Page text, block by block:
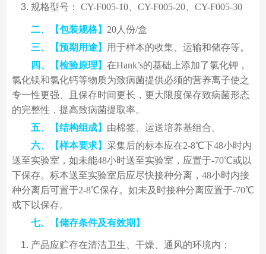
规格型号： CY-F005-10、CY-F005-20、CY-F005-30
二、【包装规格】 20人份/盒
三、【预期用途】
用于样本的收集、运输和储存等。
四、【检验原理】 在Hank’s的基础上添加了氯化钾，
氯化镁和氯化钙等物质为致病菌提供必须的营养离子使之
专一性更强、且保存时间更长，更大限度保存致病菌形态
的完整性，提高致病菌提取率。
五、【结构组成】 由棉签、运送培养基组合。
六、【样本要求】 采集后的标本应在2-8℃下48小时内
送至实验室，如未能48小时送至实验室，应置于-70℃或以
下保存。标本送至实验室后应尽快接种分离，48小时内接
种分离后可置于2-8℃保存。如未及时接种分离应置于-70℃
或下以保存。
七、【储存条件及有效期】
产品应贮存在清洁卫生、干燥、通风的环境内；